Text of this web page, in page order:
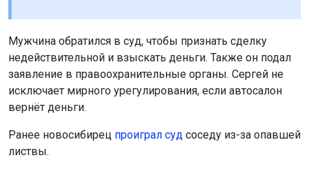
Мужчина обратился в суд, чтобы признать сделку
недействительной и взыскать деньги. Также он подал
заявление в правоохранительные органы. Сергей не
исключает мирного урегулирования, если автосалон
вернёт деньги.
Ранее новосибирец проиграл суд соседу из-за опавшей
листвы.